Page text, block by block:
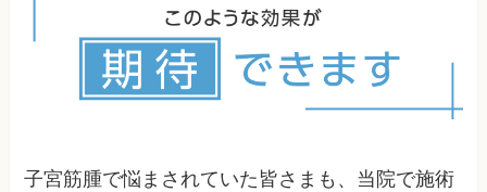
合わせて無理のない範囲で行いましょう。
子宮筋腫で悩まされていた皆さまも、当院で施術